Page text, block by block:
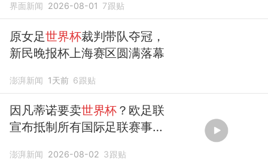
界面新闻 2026-08-01 7跟贴
原女足世界杯裁判带队夺冠，
新民晚报杯上海赛区圆满落幕
澎湃新闻 1天前 6跟贴
因凡蒂诺要卖世界杯 ？欧足联
宣布抵制所有国际足联赛事，
澎湃新闻 2026-08-02 3跟贴